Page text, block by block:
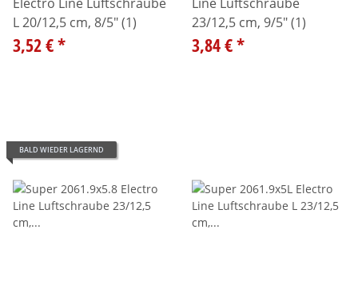
L 20/12,5 cm, 8/5" (1)
3,52 €*
23/12,5 cm, 9/5" (1)
3,84 €*
BALD WIEDER LAGERND